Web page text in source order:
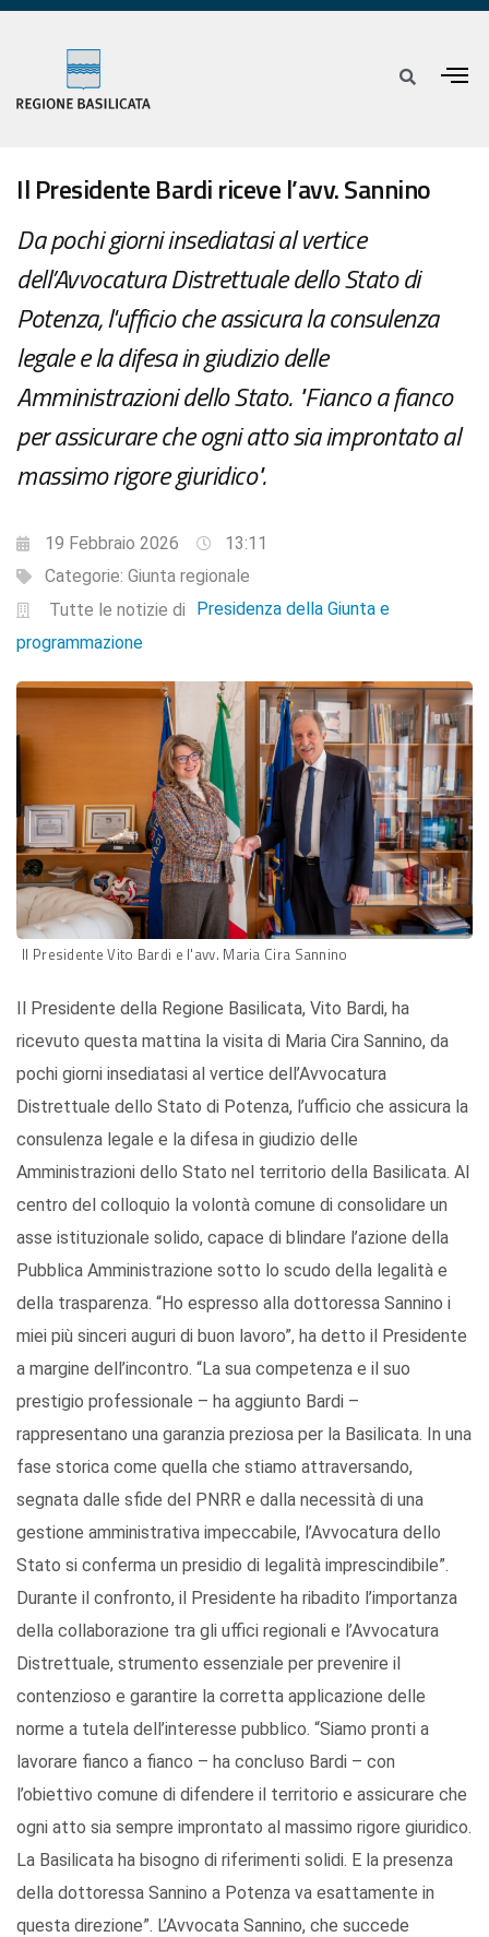
Il Presidente Bardi riceve l’avv. Sannino
Da pochi giorni insediatasi al vertice
dell’Avvocatura Distrettuale dello Stato di
Potenza, l'ufficio che assicura la consulenza
legale e la difesa in giudizio delle
Amministrazioni dello Stato. "Fianco a fianco
per assicurare che ogni atto sia improntato al
massimo rigore giuridico".
19 Febbraio 2026
13:11
Categorie: Giunta regionale
Tutte le notizie di
Presidenza della Giunta e
programmazione
Il Presidente Vito Bardi e l'avv. Maria Cira Sannino
Il Presidente della Regione Basilicata, Vito Bardi, ha
ricevuto questa mattina la visita di Maria Cira Sannino, da
pochi giorni insediatasi al vertice dell’Avvocatura
Distrettuale dello Stato di Potenza, l’ufficio che assicura la
consulenza legale e la difesa in giudizio delle
Amministrazioni dello Stato nel territorio della Basilicata. Al
centro del colloquio la volontà comune di consolidare un
asse istituzionale solido, capace di blindare l’azione della
Pubblica Amministrazione sotto lo scudo della legalità e
della trasparenza. “Ho espresso alla dottoressa Sannino i
miei più sinceri auguri di buon lavoro”, ha detto il Presidente
a margine dell’incontro. “La sua competenza e il suo
prestigio professionale – ha aggiunto Bardi –
rappresentano una garanzia preziosa per la Basilicata. In una
fase storica come quella che stiamo attraversando,
segnata dalle sfide del PNRR e dalla necessità di una
gestione amministrativa impeccabile, l’Avvocatura dello
Stato si conferma un presidio di legalità imprescindibile”.
Durante il confronto, il Presidente ha ribadito l’importanza
della collaborazione tra gli uffici regionali e l’Avvocatura
Distrettuale, strumento essenziale per prevenire il
contenzioso e garantire la corretta applicazione delle
norme a tutela dell’interesse pubblico. “Siamo pronti a
lavorare fianco a fianco – ha concluso Bardi – con
l’obiettivo comune di difendere il territorio e assicurare che
ogni atto sia sempre improntato al massimo rigore giuridico.
La Basilicata ha bisogno di riferimenti solidi. E la presenza
della dottoressa Sannino a Potenza va esattamente in
questa direzione”. L’Avvocata Sannino, che succede